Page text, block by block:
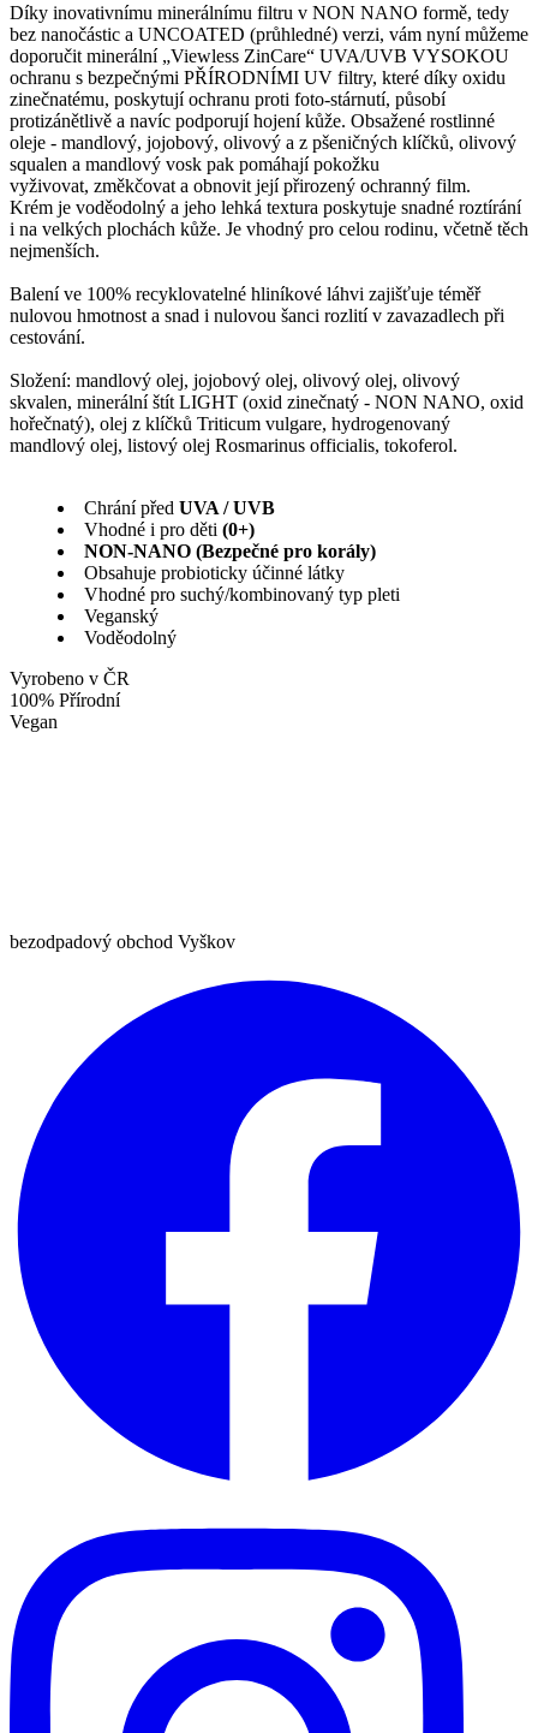
Díky inovativnímu minerálnímu filtru v NON NANO formě, tedy
bez nanočástic a UNCOATED (průhledné) verzi, vám nyní můžeme
doporučit minerální „Viewless ZinCare“ UVA/UVB VYSOKOU
ochranu s bezpečnými PŘÍRODNÍMI UV filtry, které díky oxidu
zinečnatému, poskytují ochranu proti foto-stárnutí, působí
protizánětlivě a navíc podporují hojení kůže. Obsažené rostlinné
oleje - mandlový, jojobový, olivový a z pšeničných klíčků, olivový
squalen a mandlový vosk pak pomáhají pokožku
vyživovat, změkčovat a obnovit její přirozený ochranný film.
Krém je voděodolný a jeho lehká textura poskytuje snadné roztírání
i na velkých plochách kůže. Je vhodný pro celou rodinu, včetně těch
nejmenších.
Balení ve 100% recyklovatelné hliníkové láhvi zajišťuje téměř
nulovou hmotnost a snad i nulovou šanci rozlití v zavazadlech při
cestování.
Složení: mandlový olej, jojobový olej, olivový olej, olivový
skvalen, minerální štít LIGHT (oxid zinečnatý - NON NANO, oxid
hořečnatý), olej z klíčků Triticum vulgare, hydrogenovaný
mandlový olej, listový olej Rosmarinus officialis, tokoferol.
Chrání před UVA / UVB
Vhodné i pro děti (0+)
NON-NANO (Bezpečné pro korály)
Obsahuje probioticky účinné látky
Vhodné pro suchý/kombinovaný typ pleti
Veganský
Voděodolný
Vyrobeno v ČR
100% Přírodní
Vegan
bezodpadový obchod Vyškov